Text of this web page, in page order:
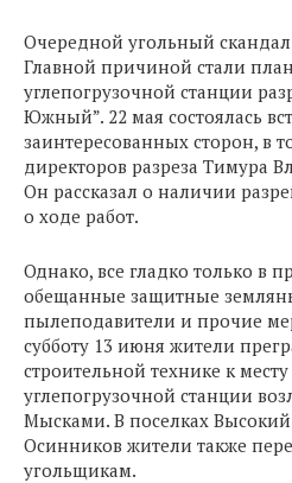
Очередной угольный скандал
Главной причиной стали
углепогрузочной станции
Южный”. 22 мая состоялась
заинтересованных сторон, в
директоров разреза Тимура
Он рассказал о наличии
о ходе работ.
Однако, все гладко только в
обещанные защитные
пылеподавители и прочие
субботу 13 июня жители
строительной технике к месту
углепогрузочной станции
Мысками. В поселках
Осинников жители также
угольщикам.